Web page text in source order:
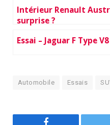
Intérieur Renault
surprise ?
Essai – Jaguar F Type
Automobile Essais